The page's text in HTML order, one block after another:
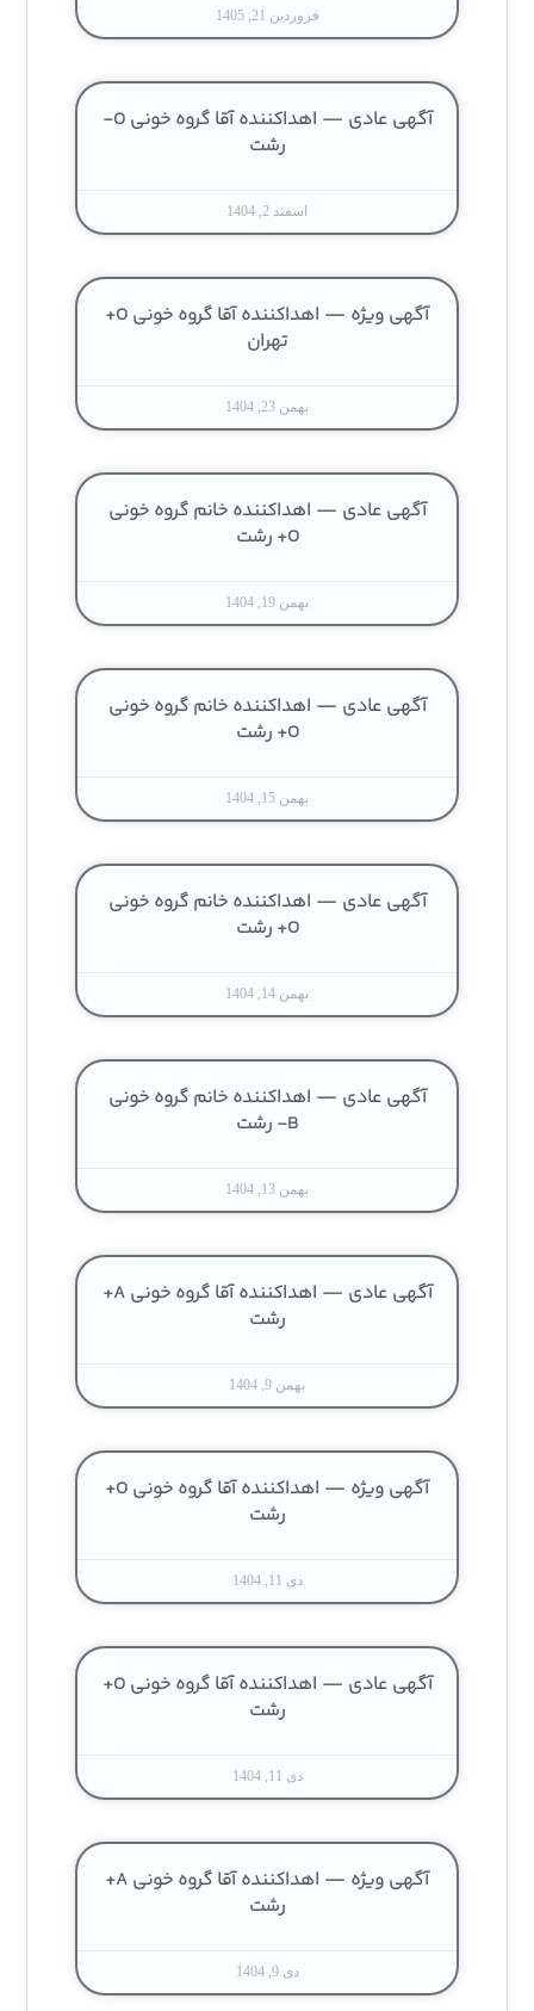
فروردین 21, 1405
آگهی عادی — اهداکننده آقا گروه خونی O-
رشت
اسفند 2, 1404
آگهی ویژه — اهداکننده آقا گروه خونی O+
تهران
بهمن 23, 1404
آگهی عادی — اهداکننده خانم گروه خونی
O+ رشت
بهمن 19, 1404
آگهی عادی — اهداکننده خانم گروه خونی
O+ رشت
بهمن 15, 1404
آگهی عادی — اهداکننده خانم گروه خونی
O+ رشت
بهمن 14, 1404
آگهی عادی — اهداکننده خانم گروه خونی
B- رشت
بهمن 13, 1404
آگهی عادی — اهداکننده آقا گروه خونی A+
رشت
بهمن 9, 1404
آگهی ویژه — اهداکننده آقا گروه خونی O+
رشت
دی 11, 1404
آگهی عادی — اهداکننده آقا گروه خونی O+
رشت
دی 11, 1404
آگهی ویژه — اهداکننده آقا گروه خونی A+
رشت
دی 9, 1404